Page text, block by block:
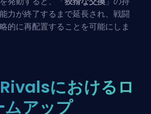
力が終了するまで延長され、戦闘
的に再配置することを可能にしま
におけるロ
ムアップ